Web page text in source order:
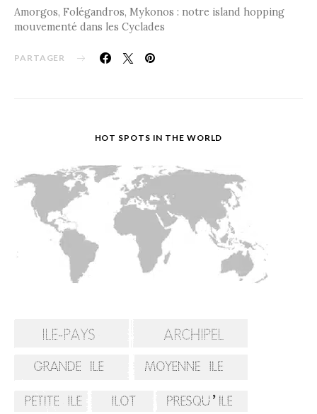
Amorgos, Folégandros, Mykonos : notre island hopping
mouvementé dans les Cyclades
PARTAGER
HOT SPOTS IN THE WORLD